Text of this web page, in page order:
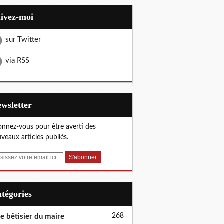
moi
sur Twitter
via RSS
vous pour être averti des
articles publiés.
bêtisier du maire 268